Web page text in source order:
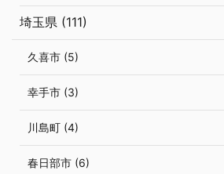
埼玉県 (111)
久喜市 (5)
幸手市 (3)
川島町 (4)
春日部市 (6)